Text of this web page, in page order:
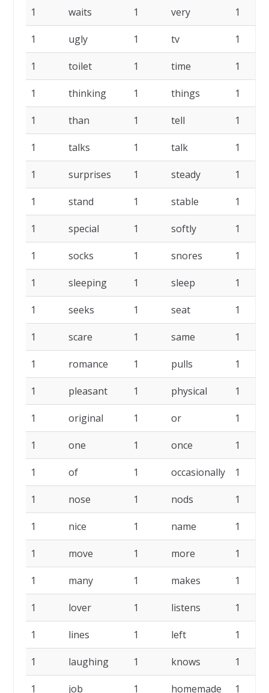
1 waits 1 very 1
1 ugly 1 tv 1
1 toilet 1 time 1
1 thinking 1 things 1
1 than 1 tell 1
1 talks 1 talk 1
1 surprises 1 steady 1
1 stand 1 stable 1
1 special 1 softly 1
1 socks 1 snores 1
1 sleeping 1 sleep 1
1 seeks 1 seat 1
1 scare 1 same 1
1 romance 1 pulls 1
1 pleasant 1 physical 1
1 original 1 or 1
1 one 1 once 1
1 of 1 occasionally 1
1 nose 1 nods 1
1 nice 1 name 1
1 move 1 more 1
1 many 1 makes 1
1 lover 1 listens 1
1 lines 1 left 1
1 laughing 1 knows 1
1 job 1 homemade 1